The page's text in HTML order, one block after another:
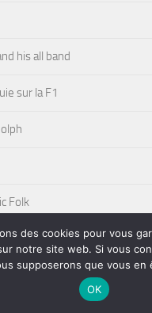
his all band
sur la F1
Folk
des cookies pour vous
notre site web. Si vous
supposerons que vous en
OK